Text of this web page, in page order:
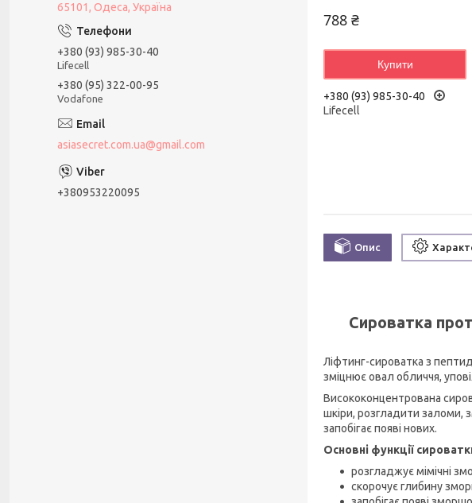
788 ₴
Купити
+380 (93) 985-30-40
Lifecell
Опис
Сироватка
Ліфтинг-сироватка з
зміцнює овал обличчя,
Висококонцентрована
шкіри, розгладити заломи,
запобігає появі нових.
Основні функції
розгладжує мімічні
скорочує глибину
65101, Одеса, Україна
+380 (93) 985-30-40
Lifecell
+380 (95) 322-00-95
Vodafone
asiasecret.com.ua@gmail.com
+380953220095